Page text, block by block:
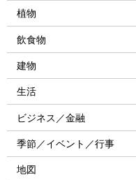
植物
飲食物
建物
生活
ビジネス／金融
季節／イベント／行事
地図